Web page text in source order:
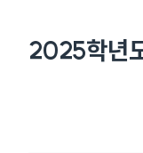
2025학년